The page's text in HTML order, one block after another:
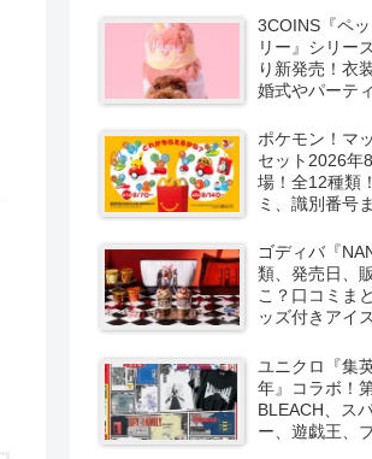
3COINS『ペ
リー』シリー
り新発売！衣
婚式やパーテ
ポケモン！マ
セット2026年
場！全12種類
ミ、識別番号
ゴディバ『
類、発売日、
こ？口コミま
ッズ付きアイ
より新発売！
コレートなど
再販売は？
ユニクロ『集
年』コラボ！
BLEACH、ス
ー、遊戯王、